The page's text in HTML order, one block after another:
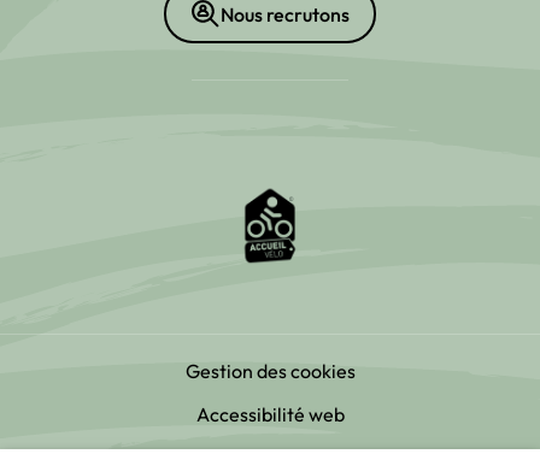
Nous recrutons
Gestion des cookies
Accessibilité web